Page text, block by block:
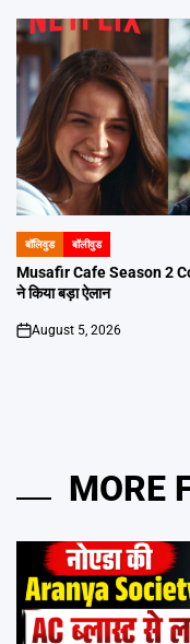
POSTED
IN
बॉलिवुड बॉलीवुड
Musafir Cafe Season 2
ने किया बड़ा ऐलान
on
August 5, 2026
MORE